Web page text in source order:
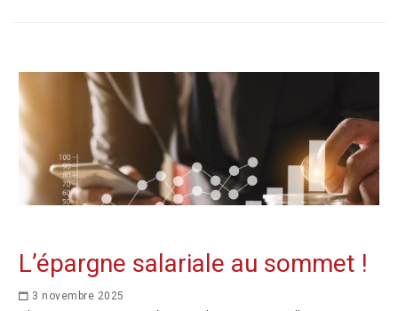
L’épargne salariale au sommet !
3 novembre 2025